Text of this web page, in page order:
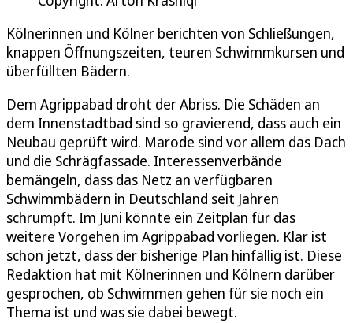
Kölnerinnen und Kölner berichten von Schließungen,
knappen Öffnungszeiten, teuren Schwimmkursen und
überfüllten Bädern.
Dem Agrippabad droht der Abriss. Die Schäden an
dem Innenstadtbad sind so gravierend, dass auch ein
Neubau geprüft wird. Marode sind vor allem das Dach
und die Schrägfassade. Interessenverbände
bemängeln, dass das Netz an verfügbaren
Schwimmbädern in Deutschland seit Jahren
schrumpft. Im Juni könnte ein Zeitplan für das
weitere Vorgehen im Agrippabad vorliegen. Klar ist
schon jetzt, dass der bisherige Plan hinfällig ist. Diese
Redaktion hat mit Kölnerinnen und Kölnern darüber
gesprochen, ob Schwimmen gehen für sie noch ein
Thema ist und was sie dabei bewegt.